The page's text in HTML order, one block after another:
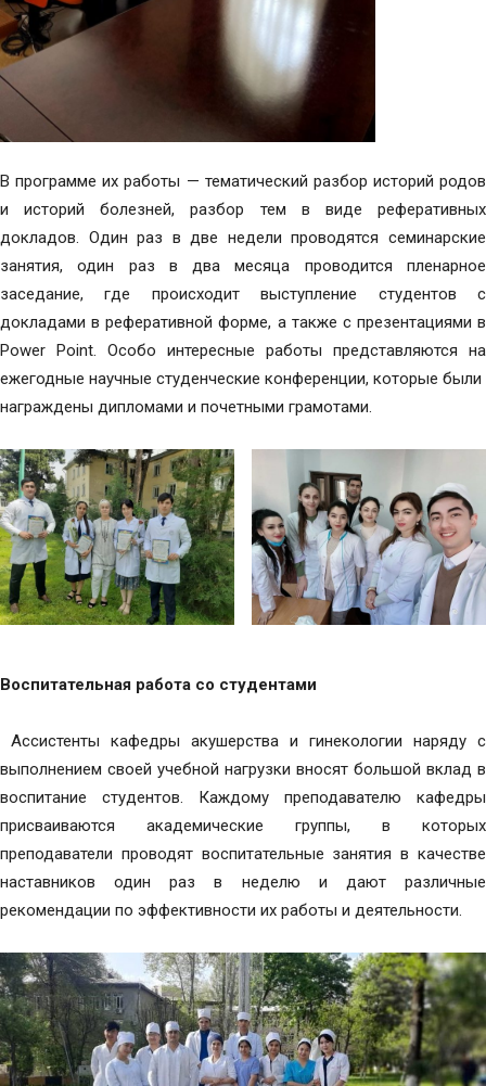
В программе их работы — тематический разбор историй родов
и историй болезней, разбор тем в виде реферативных
докладов. Один раз в две недели проводятся семинарские
занятия, один раз в два месяца проводится пленарное
заседание, где происходит выступление студентов с
докладами в реферативной форме, а также с презентациями в
Power Point. Особо интересные работы представляются на
ежегодные научные студенческие конференции, которые были
награждены дипломами и почетными грамотами.
Воспитательная работа со студентами
Ассистенты кафедры акушерства и гинекологии наряду с
выполнением своей учебной нагрузки вносят большой вклад в
воспитание студентов. Каждому преподавателю кафедры
присваиваются академические группы, в которых
преподаватели проводят воспитательные занятия в качестве
наставников один раз в неделю и дают различные
рекомендации по эффективности их работы и деятельности.